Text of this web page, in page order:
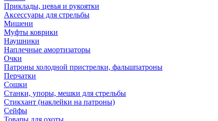
Приклады, цевья и рукоятки
Аксессуары для стрельбы
Мишени
Муфты коврики
Наушники
Наплечные амортизаторы
Очки
Патроны холодной пристрелки, фальшпатроны
Перчатки
Сошки
Станки, упоры, мешки для стрельбы
Стикхант (наклейки на патроны)
Сейфы
Товары для охоты